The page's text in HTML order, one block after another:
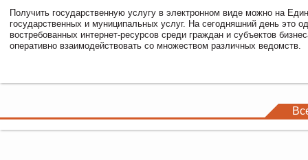
Получить государственную услугу в электронном виде можно на
государственных и муниципальных услуг. На сегодняшний день это
востребованных интернет-ресурсов среди граждан и субъектов
оперативно взаимодействовать со множеством различных ведомств.